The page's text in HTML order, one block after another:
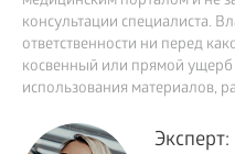
консультации специалиста.
ответственности ни перед
косвенный или прямой ущерб
использования материалов,
Эксперт: